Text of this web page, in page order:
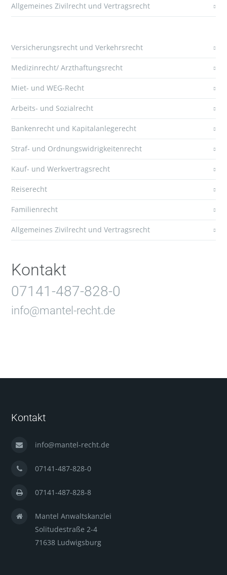
Allgemeines Zivilrecht und Vertragsrecht
Versicherungsrecht und Verkehrsrecht
Medizinrecht/ Arzthaftungsrecht
Miet- und WEG-Recht
Arbeits- und Sozialrecht
Bankenrecht und Kapitalanlegerecht
Straf- und Ordnungswidrigkeitenrecht
Kauf- und Werkvertragsrecht
Reiserecht
Familienrecht
Allgemeines Zivilrecht und Vertragsrecht
Kontakt
07141-487-828-0
info@mantel-recht.de
Kontakt
info@mantel-recht.de
07141-487-828-0
07141-487-828-8
Mantel Anwaltskanzlei
Solitudestraße 2-4
71638 Ludwigsburg